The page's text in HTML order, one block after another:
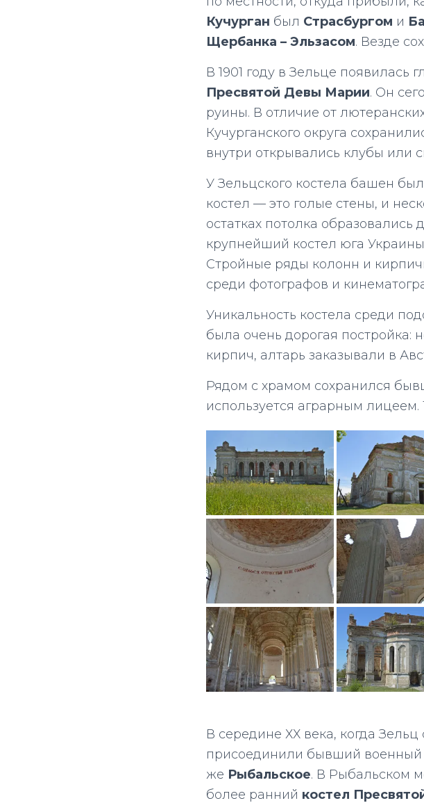
Кучурган был Страсбургом и
Щербанка – Эльзасом. Везде
В 1901 году в Зельце появилась
Пресвятой Девы Марии. Он
руины. В отличие от
Кучурганского округа
внутри открывались клубы или
У Зельцского костела башен
костел — это голые стены, и
остатках потолка
крупнейший костел юга
Стройные ряды колонн и
среди фотографов и
Уникальность костела среди
была очень дорогая постройка:
кирпич, алтарь заказывали в
Рядом с храмом сохранился
используется аграрным
В середине ХХ века, когда
присоединили бывший
же Рыбальское. В Рыбальском
более ранний костел